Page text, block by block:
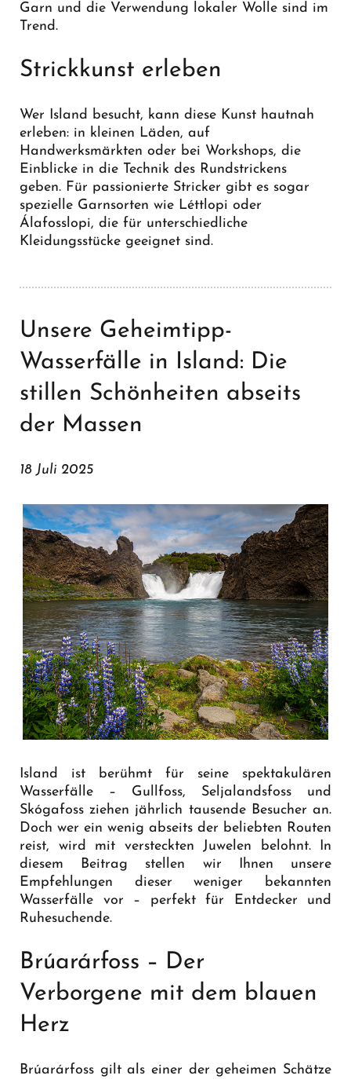
Garn und die Verwendung lokaler Wolle sind im
Trend.
Strickkunst erleben
Wer Island besucht, kann diese Kunst hautnah
erleben: in kleinen Läden, auf
Handwerksmärkten oder bei Workshops, die
Einblicke in die Technik des Rundstrickens
geben. Für passionierte Stricker gibt es sogar
spezielle Garnsorten wie Léttlopi oder
Álafosslopi, die für unterschiedliche
Kleidungsstücke geeignet sind.
Unsere Geheimtipp-
Wasserfälle in Island: Die
stillen Schönheiten abseits
der Massen
18 Juli 2025
Island ist berühmt für seine spektakulären
Wasserfälle – Gullfoss, Seljalandsfoss und
Skógafoss ziehen jährlich tausende Besucher an.
Doch wer ein wenig abseits der beliebten Routen
reist, wird mit versteckten Juwelen belohnt. In
diesem Beitrag stellen wir Ihnen unsere
Empfehlungen dieser weniger bekannten
Wasserfälle vor – perfekt für Entdecker und
Ruhesuchende.
Brúarárfoss – Der
Verborgene mit dem blauen
Herz
Brúarárfoss gilt als einer der geheimen Schätze